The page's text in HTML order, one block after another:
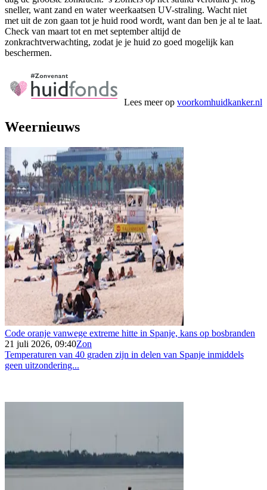
sneller, want zand en water weerkaatsen UV-straling. Wacht niet
met uit de zon gaan tot je huid rood wordt, want dan ben je al te laat.
Check van maart tot en met september altijd de
zonkrachtverwachting, zodat je je huid zo goed mogelijk kan
beschermen.
Lees meer op voorkomhuidkanker.nl
Weernieuws
Code oranje vanwege extreme hitte in Spanje, kans op bosbranden
21 juli 2026, 09:40Zon
Temperaturen van 40 graden zijn in delen van Spanje inmiddels
geen uitzondering...